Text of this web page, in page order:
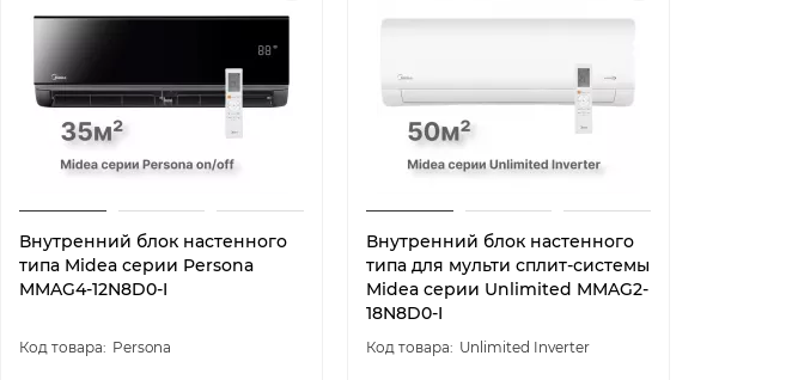
Внутренний блок настенного
типа Midea серии Persona
MMAG4-12N8D0-I
Persona
Внутренний блок настенного
типа для мульти сплит-системы
Midea серии Unlimited MMAG2-
18N8D0-I
Unlimited Inverter